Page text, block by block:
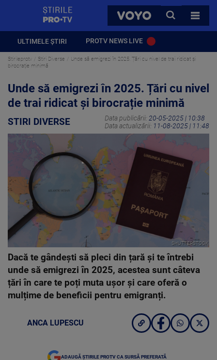
VOYO
CAUTA
TOATE
ULTIMELE ȘTIRI PROTV NEWS LIVE
Stirileprotv Stiri Diverse
Unde să emigrezi în 2025. Țări cu nivel de trai ridicat și
birocrație minimă
Unde să emigrezi în 2025. Țări cu nivel
de trai ridicat și birocrație minimă
STIRI DIVERSE Data publicării: 20-05-2025 | 10:38
Data actualizării: 11-08-2025 | 11:48
SHUTTERSTOCK
Dacă te gândești să pleci din țară și te întrebi
unde să emigrezi în 2025, acestea sunt câteva
țări în care te poți muta ușor și care oferă o
mulțime de beneficii pentru emigranți.
ANCA LUPESCU
ADAUGĂ ȘTIRILE PROTV CA SURSĂ PREFERATĂ